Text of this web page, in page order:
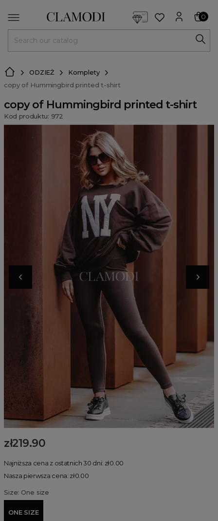
0
ODZIEŻ
Komplety
copy of Hummingbird printed t-shirt
copy of Hummingbird printed t-shirt
Kod produktu: 972
zł219.90
Najniższa cena z ostatnich 30 dni: zł0.00
Nasza pierwsza cena: zł0.00
Size: One size
ONE SIZE